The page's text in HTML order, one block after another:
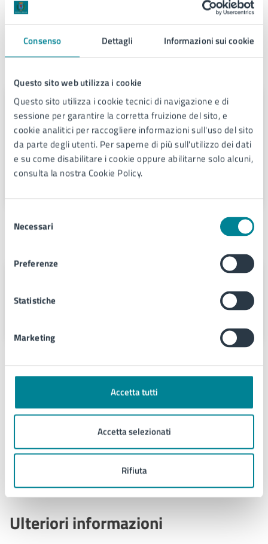
Consenso Dettagli Informazioni sui cookie
Questo sito web utilizza i cookie
Questo sito utilizza i cookie tecnici di navigazione e di
sessione per garantire la corretta fruizione del sito, e
cookie analitici per raccogliere informazioni sull'uso del sito
da parte degli utenti. Per saperne di più sull'utilizzo dei dati
e su come disabilitare i cookie oppure abilitarne solo alcuni,
consulta la nostra Cookie Policy.
delNecessari
Preferenze
Statistiche
Marketing
Accetta tutti
Accetta selezionati
Rifiuta
Servizi demografici
Telefono:0421359302
Telefono:0421359303
E-mail: servizi.demografici@comune.jesolo.ve.it
PEC:comune.jesolo@legalmail.it
Unità organizzativa responsabile
Via Sant'Antonio 11 - Jesolo (VE),
Argomenti:
Procedure collegate all'esito
Raggiunto il numero di firme necessarie verrà
presentata la proposta.
Ulteriori informazioni